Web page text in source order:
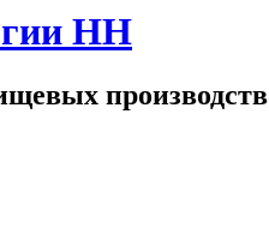
НН
производств